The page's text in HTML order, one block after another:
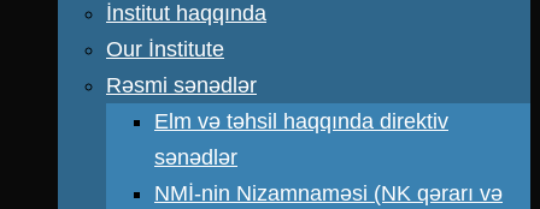
İnstitut haqqında
Our İnstitute
Rəsmi sənədlər
Elm və təhsil haqqında direktiv
sənədlər
NMİ-nin Nizamnaməsi (NK qərarı və